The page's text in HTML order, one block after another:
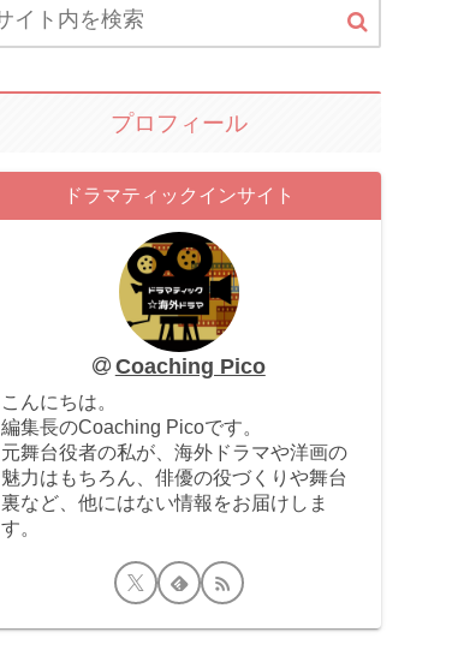
プロフィール
ドラマティックインサイト
Coaching Pico
こんにちは。
編集長のCoaching Picoです。
元舞台役者の私が、海外ドラマや洋画の
魅力はもちろん、俳優の役づくりや舞台
裏など、他にはない情報をお届けしま
す。